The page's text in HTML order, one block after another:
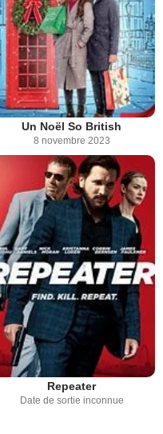
Un Noël So British
8 novembre 2023
Repeater
Date de sortie inconnue